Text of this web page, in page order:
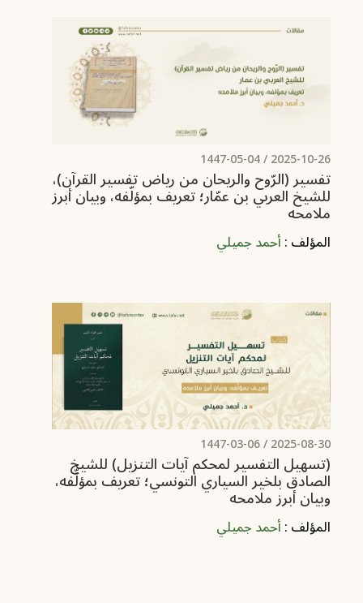
2025-10-26
/ 1447-05-04
تفسير (الرّوح والريحان من رياض تفسير القرآن)،
للشيخ العربي بن عمّار‏؛ تعريف بمؤلّفه، وبيان أبرز
ملامحه
المؤلف :أحمد جميلي
2025-08-30
/ 1447-03-06
‏(تسهيل التفسير لمحكم آيات التنزيل) للشيخ
الصادق بلخير السياري التونسي؛ تعريف بمؤلِّفه،
وبيان أبرز ملامحه
المؤلف :أحمد جميلي